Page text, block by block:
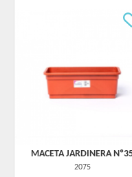
MACETA JARDINERA
2075